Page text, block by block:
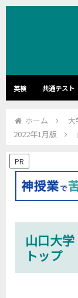
英検 共通テスト
ホーム 大
2022年1月版
PR
山口大
トップ